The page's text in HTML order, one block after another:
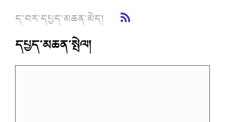
ད་བར་དཔྱད་མཆན་མེད།
དཔྱད་མཆན་སྤེལ།